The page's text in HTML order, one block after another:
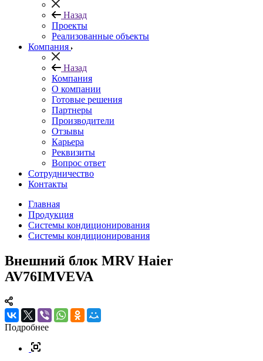
Назад
Проекты
Реализованные объекты
Компания
Назад
Компания
О компании
Готовые решения
Партнеры
Производители
Отзывы
Карьера
Реквизиты
Вопрос ответ
Сотрудничество
Контакты
Главная
Продукция
Системы кондиционирования
Системы кондиционирования
Внешний блок MRV Haier
AV76IMVEVA
Подробнее